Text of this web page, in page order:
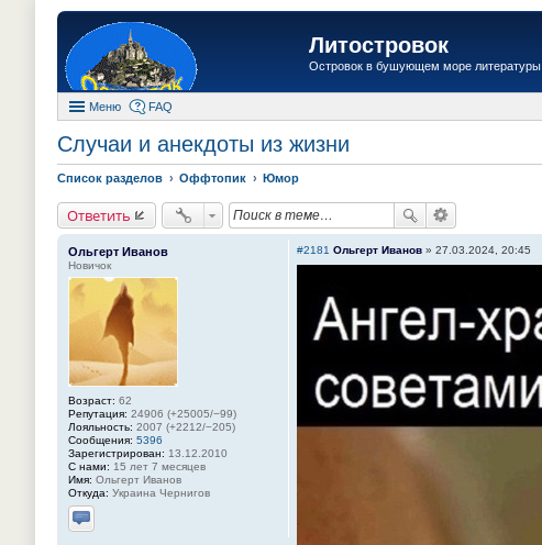
Литостровок
Островок в бушующем море литературы
Меню FAQ
Случаи и анекдоты из жизни
Список разделов Оффтопик Юмор
Ответить
Ольгерт Иванов
Новичок
Возраст: 62
Репутация: 24906 (+25005/−99)
Лояльность: 2007 (+2212/−205)
Сообщения: 5396
Зарегистрирован: 13.12.2010
С нами: 15 лет 7 месяцев
Имя: Ольгерт Иванов
Откуда: Украина Чернигов
Отправить личное сообщение
#2181 Ольгерт Иванов » 27.03.2024, 20:45